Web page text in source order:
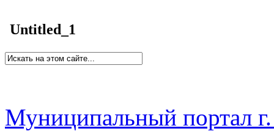
Untitled_1
Муниципальный портал